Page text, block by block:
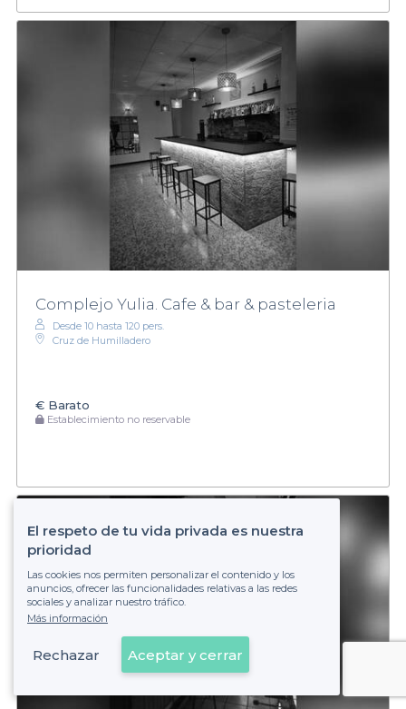
Complejo Yulia. Cafe & bar & pasteleria
Desde 10 hasta 120 pers.
Cruz de Humilladero
€ Barato
Establecimiento no reservable
Ver en el mapa
El respeto de tu vida privada es nuestra
prioridad
Las cookies nos permiten personalizar el contenido y los
anuncios, ofrecer las funcionalidades relativas a las redes
sociales y analizar nuestro tráfico.
Más información
Rechazar Aceptar y cerrar